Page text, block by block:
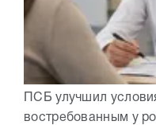
ПСБ улучшил
востребованным у